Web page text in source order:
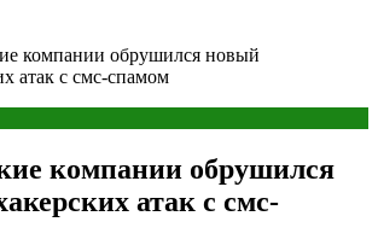
компании обрушился новый
атак с смс-спамом
компании обрушился
атак с смс-